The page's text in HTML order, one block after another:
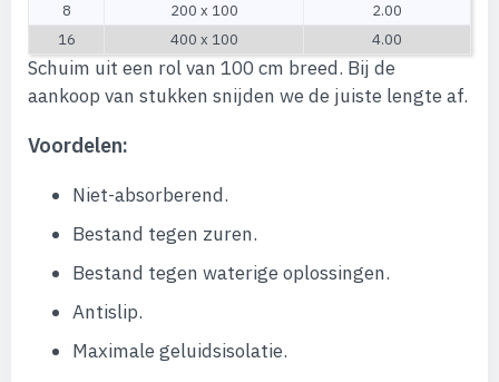
8
200 x 100
2.00
16
400 x 100 4.00
Schuim uit een rol van 100 cm breed. Bij de
aankoop van stukken snijden we de juiste lengte af.
Voordelen:
Niet-absorberend.
Bestand tegen zuren.
Bestand tegen waterige oplossingen.
Antislip.
Maximale geluidsisolatie.